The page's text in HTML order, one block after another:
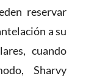
reservar
a su
cuando
Sharvy